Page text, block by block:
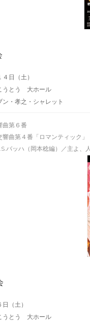
日（土）
うとう 大ホール
・孝之・シャレット
曲第６番
曲第４番「ロマンティック」
バッハ（岡本稔編）／主よ、
（土）
うとう 大ホール